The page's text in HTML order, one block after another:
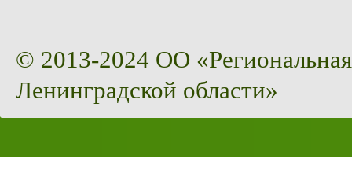
© 2013-2024 ОО
Ленинградской области»